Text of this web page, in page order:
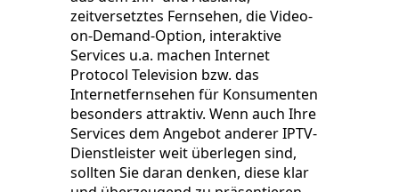
zeitversetztes Fernsehen, die Video-
on-Demand-Option, interaktive
Services u.a. machen Internet
Protocol Television bzw. das
Internetfernsehen für Konsumenten
besonders attraktiv. Wenn auch Ihre
Services dem Angebot anderer IPTV-
Dienstleister weit überlegen sind,
sollten Sie daran denken, diese klar